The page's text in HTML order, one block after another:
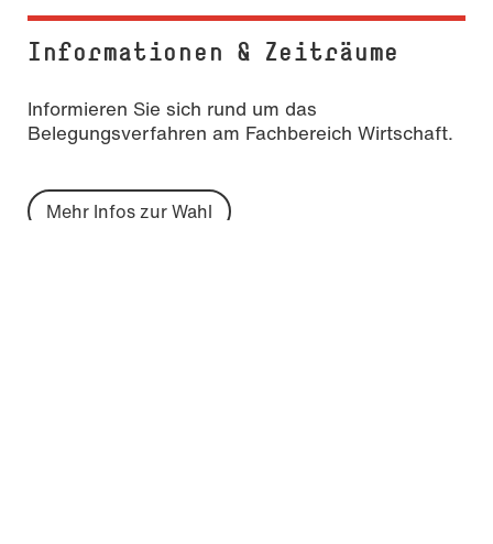
Informationen & Zeiträume
Informieren Sie sich rund um das
Belegungsverfahren am Fachbereich Wirtschaft.
Mehr Infos zur Wahl